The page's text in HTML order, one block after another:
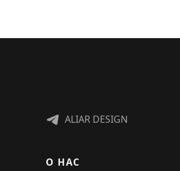
ALIAR DESIGN
О НАС